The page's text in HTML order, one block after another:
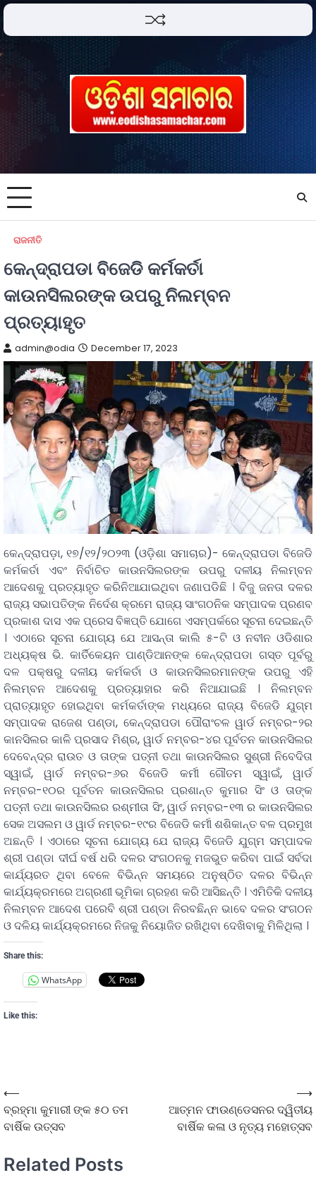
ରାଜନୀତି
କେନ୍ଦ୍ରାପଡା ବିଜେଡି କର୍ମକର୍ତା
କାଉନସିଲରଙ୍କ ଉପରୁ ନିଲମ୍ବନ
ପ୍ରତ୍ୟାହୃତ
admin@odia December 17, 2023
କେନ୍ଦ୍ରାପଡ଼ା, ୧୭/୧୨/୨୦୨୩ (ଓଡ଼ିଶା ସମାଚାର)- କେନ୍ଦ୍ରାପଡା ବିଜେଡି
କର୍ମକର୍ତା ଏବଂ ନିର୍ବାଚିତ କାଉନସିଲରଙ୍କ ଉପରୁ ଦଳୀୟ ନିଲମ୍ବନ
ଆଦେଶକୁ ପ୍ରତ୍ୟାହୃତ କରିନିଆଯାଇଥିବା ଜଣାପଡିଛି । ବିଜୁ ଜନତା ଦଳର
ରାଜ୍ୟ ସଭାପତିଙ୍କ ନିର୍ଦେଶ କ୍ରମେ ରାଜ୍ୟ ସାଂଗଠନିକ ସମ୍ପାଦକ ପ୍ରଣବ
ପ୍ରକାଶ ଦାସ ଏକ ପ୍ରେସ ବିଜ୍ଞପ୍ତି ଯୋଗେ ଏସମ୍ପର୍କରେ ସୂଚନା ଦେଇଛନ୍ତି
। ଏଠାରେ ସୂଚନା ଯୋଗ୍ୟ ଯେ ଆସନ୍ତା କାଲି ୫-ଟି ଓ ନବୀନ ଓଡିଶାର
ଅଧ୍ୟକ୍ଷ ଭି. କାର୍ତିକେୟନ ପାଣ୍ଡିଆନଙ୍କ କେନ୍ଦ୍ରାପଡା ଗସ୍ତ ପୂର୍ବରୁ
ଦଳ ପକ୍ଷରୁ ଦଳୀୟ କର୍ମକର୍ତା ଓ କାଉନସିଲରମାନଙ୍କ ଉପରୁ ଏହି
ନିଲମ୍ବନ ଆଦେଶକୁ ପ୍ରତ୍ୟାହାର କରି ନିଆଯାଇଛି । ନିଲମ୍ବନ
ପ୍ରାତ୍ୟାହୃତ ହୋଇଥିବା କର୍ମକର୍ତାଙ୍କ ମଧ୍ୟରେ ରାଜ୍ୟ ବିଜେଡି ଯୁଗ୍ମ
ସମ୍ପାଦକ ରାଜେଶ ପଣ୍ଡା, କେନ୍ଦ୍ରାପଡା ପୌରାଂଚଳ ୱାର୍ଡ ନମ୍ବର-୨ର
କାନସିଲର କାଳି ପ୍ରସାଦ ମିଶ୍ର, ୱାର୍ଡ ନମ୍ବର-୪ର ପୂର୍ବତନ କାଉନସିଲର
ଦେବେନ୍ଦ୍ର ରାଉତ ଓ ତାଙ୍କ ପତ୍ନୀ ତଥା କାଉନସିଲର ସୁଶ୍ରୀ ନିବେଦିତା
ସ୍ୱାଇଁ, ୱାର୍ଡ ନମ୍ବର-୬ର ବିଜେଡି କର୍ମୀ ଗୌତମ ସ୍ୱାଇଁ, ୱାର୍ଡ
ନମ୍ବର-୧୦ର ପୂର୍ବତନ କାଉନସିଲର ପ୍ରଶାନ୍ତ କୁମାର ସିଂ ଓ ତାଙ୍କ
ପତ୍ନୀ ତଥା କାଉନସିଲର ରଶ୍ମୀତା ସିଂ, ୱାର୍ଡ ନମ୍ବର-୧୩ ର କାଉନସିଲର
ସେକ ଅସଲମ ଓ ୱାର୍ଡ ନମ୍ବର-୧୯ର ବିଜେଡି କର୍ମୀ ଶଶିକାନ୍ତ ବଳ ପ୍ରମୁଖ
ଅଛନ୍ତି । ଏଠାରେ ସୂଚନା ଯୋଗ୍ୟ ଯେ ରାଜ୍ୟ ବିଜେଡି ଯୁଗ୍ମ ସମ୍ପାଦକ
ଶ୍ରୀ ପଣ୍ଡା ଦୀର୍ଘ ବର୍ଷ ଧରି ଦଳର ସଂଗଠନକୁ ମଜଭୁତ କରିବା ପାଇଁ ସର୍ବଦା
କାର୍ଯ୍ୟରତ ଥିବା ବେଳେ ବିଭିନ୍ନ ସମୟରେ ଅନୁଷ୍ଠିତ ଦଳର ବିଭିନ୍ନ
କାର୍ଯ୍ୟକ୍ରମରେ ଅଗ୍ରଣୀ ଭୂମିକା ଗ୍ରହଣ କରି ଆସିଛନ୍ତି । ଏମିତିକି ଦଳୀୟ
ନିଲମ୍ବନ ଆଦେଶ ପରେବି ଶ୍ରୀ ପଣ୍ଡା ନିରବଛିନ୍ନ ଭାବେ ଦଳର ସଂଗଠନ
ଓ ଦଳିୟ କାର୍ଯ୍ୟକ୍ରମରେ ନିଜକୁ ନିୟୋଜିତ ରଖିଥିବା ଦେଖିବାକୁ ମିଳିଥିଲା ।
Share this:
WhatsApp
Like this:
⟵
ବ୍ରହ୍ମା କୁମାରୀ ଙ୍କ ୫୦ ତମ
ବାର୍ଷିକ ଉତ୍ସବ
ଆତ୍ମନ ଫାଉଣ୍ଡେସନର ଦ୍ୱିତୀୟ
ବାର୍ଷିକ କଳା ଓ ନୃତ୍ୟ ମହୋତ୍ସବ
⟶
Related Posts